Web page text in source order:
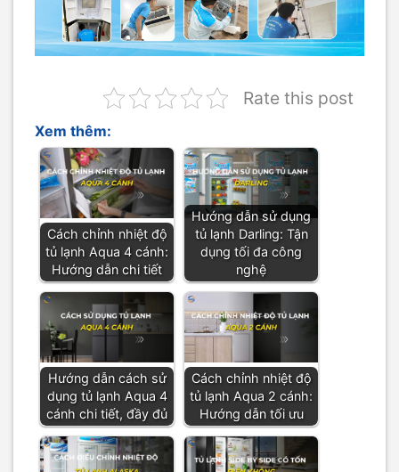
Rate this post
Xem thêm:
Cách chỉnh nhiệt độ
tủ lạnh Aqua 4 cánh:
Hướng dẫn chi tiết
Hướng dẫn sử dụng
tủ lạnh Darling: Tận
dụng tối đa công
nghệ
Hướng dẫn cách sử
dụng tủ lạnh Aqua 4
cánh chi tiết, đầy đủ
Cách chỉnh nhiệt độ
tủ lạnh Aqua 2 cánh:
Hướng dẫn tối ưu